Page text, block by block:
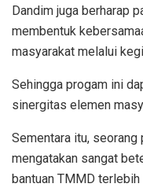
Dandim juga berharap
membentuk
masyarakat melalui
Sehingga progam ini
sinergitas elemen
Sementara itu, seorang
mengatakan sangat
bantuan TMMD